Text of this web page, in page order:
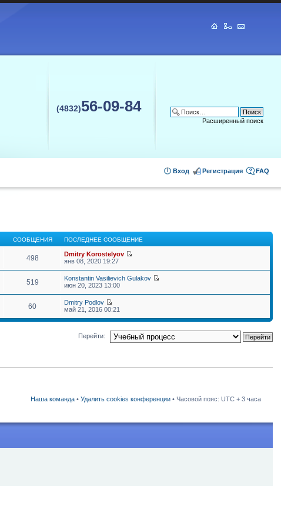
(4832)56-09-84
Расширенный поиск
FAQ
Регистрация
Вход
СООБЩЕНИЯ ПОСЛЕДНЕЕ СООБЩЕНИЕ
498
Dmitry Korostelyov
янв 08, 2020 19:27
519
Konstantin Vasilievich Gulakov
июн 20, 2023 13:00
60
Dmitry Podlov
май 21, 2016 00:21
Перейти:
Наша команда • Удалить cookies конференции • Часовой пояс: UTC + 3 часа